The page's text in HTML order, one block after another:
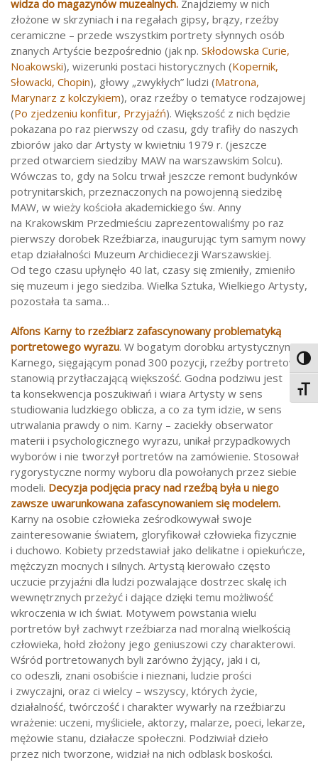
widza do magazynów muzealnych. Znajdziemy w nich
złożone w skrzyniach i na regałach gipsy, brązy, rzeźby
ceramiczne – przede wszystkim portrety słynnych osób
znanych Artyście bezpośrednio (jak np. Skłodowska Curie,
Noakowski), wizerunki postaci historycznych (Kopernik,
Słowacki, Chopin), głowy „zwykłych” ludzi (Matrona,
Marynarz z kolczykiem), oraz rzeźby o tematyce rodzajowej
(Po zjedzeniu konfitur, Przyjaźń). Większość z nich będzie
pokazana po raz pierwszy od czasu, gdy trafiły do naszych
zbiorów jako dar Artysty w kwietniu 1979 r. (jeszcze
przed otwarciem siedziby MAW na warszawskim Solcu).
Wówczas to, gdy na Solcu trwał jeszcze remont budynków
potrynitarskich, przeznaczonych na powojenną siedzibę
MAW, w wieży kościoła akademickiego św. Anny
na Krakowskim Przedmieściu zaprezentowaliśmy po raz
pierwszy dorobek Rzeźbiarza, inaugurując tym samym nowy
etap działalności Muzeum Archidiecezji Warszawskiej.
Od tego czasu upłynęło 40 lat, czasy się zmieniły, zmieniło
się muzeum i jego siedziba. Wielka Sztuka, Wielkiego Artysty,
pozostała ta sama…
Alfons Karny to rzeźbiarz zafascynowany problematyką
portretowego wyrazu. W bogatym dorobku artystycznym
Karnego, sięgającym ponad 300 pozycji, rzeźby portretowe
stanowią przytłaczającą większość. Godna podziwu jest
ta konsekwencja poszukiwań i wiara Artysty w sens
studiowania ludzkiego oblicza, a co za tym idzie, w sens
utrwalania prawdy o nim. Karny – zaciekły obserwator
materii i psychologicznego wyrazu, unikał przypadkowych
wyborów i nie tworzył portretów na zamówienie. Stosował
rygorystyczne normy wyboru dla powołanych przez siebie
modeli. Decyzja podjęcia pracy nad rzeźbą była u niego
zawsze uwarunkowana zafascynowaniem się modelem.
Karny na osobie człowieka ześrodkowywał swoje
zainteresowanie światem, gloryfikował człowieka fizycznie
i duchowo. Kobiety przedstawiał jako delikatne i opiekuńcze,
mężczyzn mocnych i silnych. Artystą kierowało często
uczucie przyjaźni dla ludzi pozwalające dostrzec skalę ich
wewnętrznych przeżyć i dające dzięki temu możliwość
wkroczenia w ich świat. Motywem powstania wielu
portretów był zachwyt rzeźbiarza nad moralną wielkością
człowieka, hołd złożony jego geniuszowi czy charakterowi.
Wśród portretowanych byli zarówno żyjący, jaki i ci,
co odeszli, znani osobiście i nieznani, ludzie prości
i zwyczajni, oraz ci wielcy – wszyscy, których życie,
działalność, twórczość i charakter wywarły na rzeźbiarzu
wrażenie: uczeni, myśliciele, aktorzy, malarze, poeci, lekarze,
mężowie stanu, działacze społeczni. Podziwiał dzieło
przez nich tworzone, widział na nich odblask boskości.